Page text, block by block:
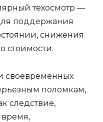
техосмотр —
поддержания
снижения
стоимости.
своевременных
поломкам,
следствие,
время,